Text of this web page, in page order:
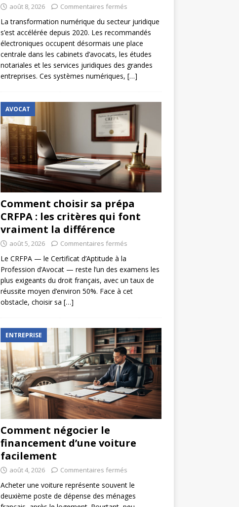
août 8, 2026 Commentaires fermés
La transformation numérique du secteur juridique
s’est accélérée depuis 2020. Les recommandés
électroniques occupent désormais une place
centrale dans les cabinets d’avocats, les études
notariales et les services juridiques des grandes
entreprises. Ces systèmes numériques, […]
AVOCAT
Comment choisir sa prépa
CRFPA : les critères qui font
vraiment la différence
août 5, 2026 Commentaires fermés
Le CRFPA — le Certificat d’Aptitude à la
Profession d’Avocat — reste l’un des examens les
plus exigeants du droit français, avec un taux de
réussite moyen d’environ 50%. Face à cet
obstacle, choisir sa […]
ENTREPRISE
Comment négocier le
financement d’une voiture
facilement
août 4, 2026 Commentaires fermés
Acheter une voiture représente souvent le
deuxième poste de dépense des ménages